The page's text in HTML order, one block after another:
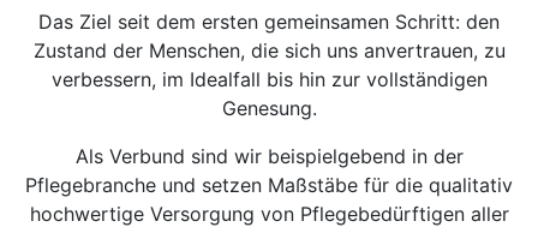
Das Ziel seit dem ersten gemeinsamen Schritt: den
Zustand der Menschen, die sich uns anvertrauen, zu
verbessern, im Idealfall bis hin zur vollständigen
Genesung.
Als Verbund sind wir beispielgebend in der
Pflegebranche und setzen Maßstäbe für die qualitativ
hochwertige Versorgung von Pflegebedürftigen aller